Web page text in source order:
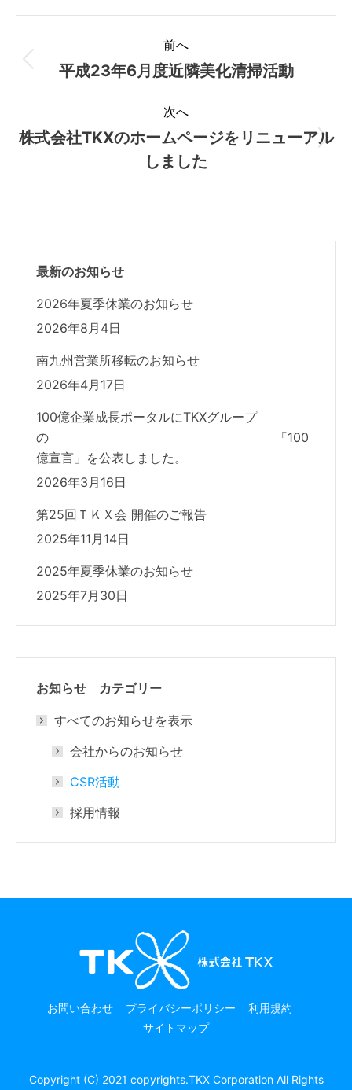
稿
ビ
前へ
前
投
稿:
平成23年6月度近隣美化清掃活動
次へ
次
の
投
株式会社TKXのホームページをリニューアル
しました
最新のお知らせ
2026年夏季休業のお知らせ
2026年8月4日
南九州営業所移転のお知らせ
2026年4月17日
100億企業成長ポータルにTKXグループ
の 「100
億宣言」を公表しました。
2026年3月16日
第25回ＴＫＸ会 開催のご報告
2025年11月14日
2025年夏季休業のお知らせ
2025年7月30日
お知らせ カテゴリー
すべてのお知らせを表示
会社からのお知らせ
CSR活動
採用情報
お問い合わせ プライバシーポリシー
利用規約
サイトマップ
Copyright (C) 2021 copyrights.TKX Corporation All Rights